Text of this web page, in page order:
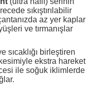
sıkıştırılabilir
az yer kaplar
ve tırmanışlar
sıcaklığı birleştiren
ekstra hareket
ile soğuk iklimlerde